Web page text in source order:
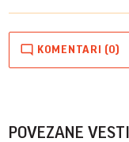
KOMENTARI (0)
POVEZANE VESTI